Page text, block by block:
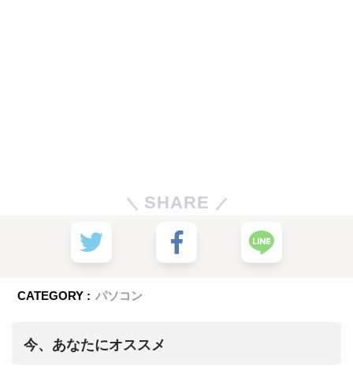
SHARE
CATEGORY : パソコン
今、あなたにオススメ